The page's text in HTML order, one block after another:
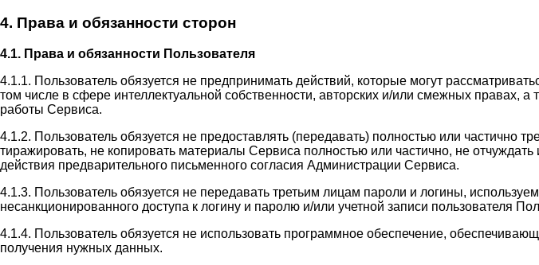
4. Права и обязанности сторон
4.1. Права и обязанности Пользователя
4.1.1. Пользователь обязуется не предпринимать действий, которые могут
том числе в сфере интеллектуальной собственности, авторских и/или смежных
работы Сервиса.
4.1.2. Пользователь обязуется не предоставлять (передавать) полностью или
тиражировать, не копировать материалы Сервиса полностью или частично, не
действия предварительного письменного согласия Администрации Сервиса.
4.1.3. Пользователь обязуется не передавать третьим лицам пароли и логины,
несанкционированного доступа к логину и паролю и/или учетной записи пользователя
4.1.4. Пользователь обязуется не использовать программное обеспечение,
получения нужных данных.